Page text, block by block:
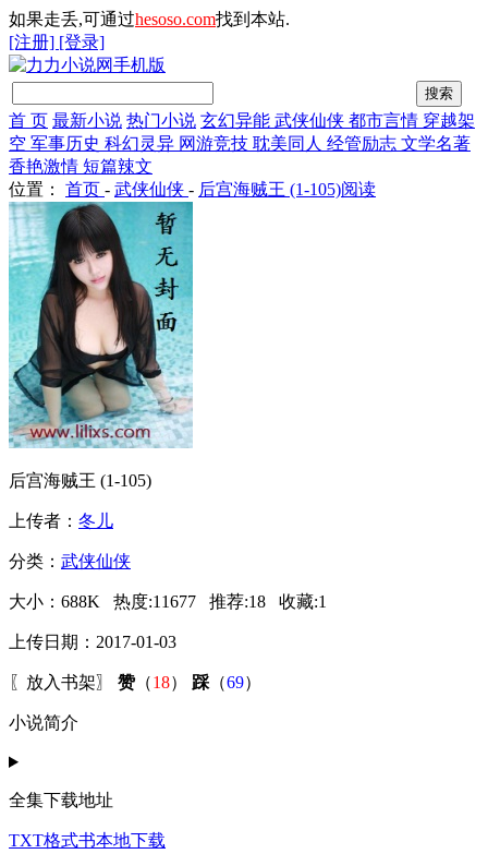
如果走丢,可通过hesoso.com找到本站.
[注册] [登录]
首 页 最新小说 热门小说 玄幻异能 武侠仙侠 都市言情 穿越架
空 军事历史 科幻灵异 网游竞技 耽美同人 经管励志 文学名著
香艳激情 短篇辣文
位置： 首页 - 武侠仙侠 - 后宫海贼王 (1-105)阅读
后宫海贼王 (1-105)
上传者： 冬儿
分类： 武侠仙侠
大小： 688K 热度:11677 推荐:18 收藏:1
上传日期：2017-01-03
〖 放入书架〗 赞（18） 踩 （69）
小说简介
全集下载地址
TXT格式书本地下载